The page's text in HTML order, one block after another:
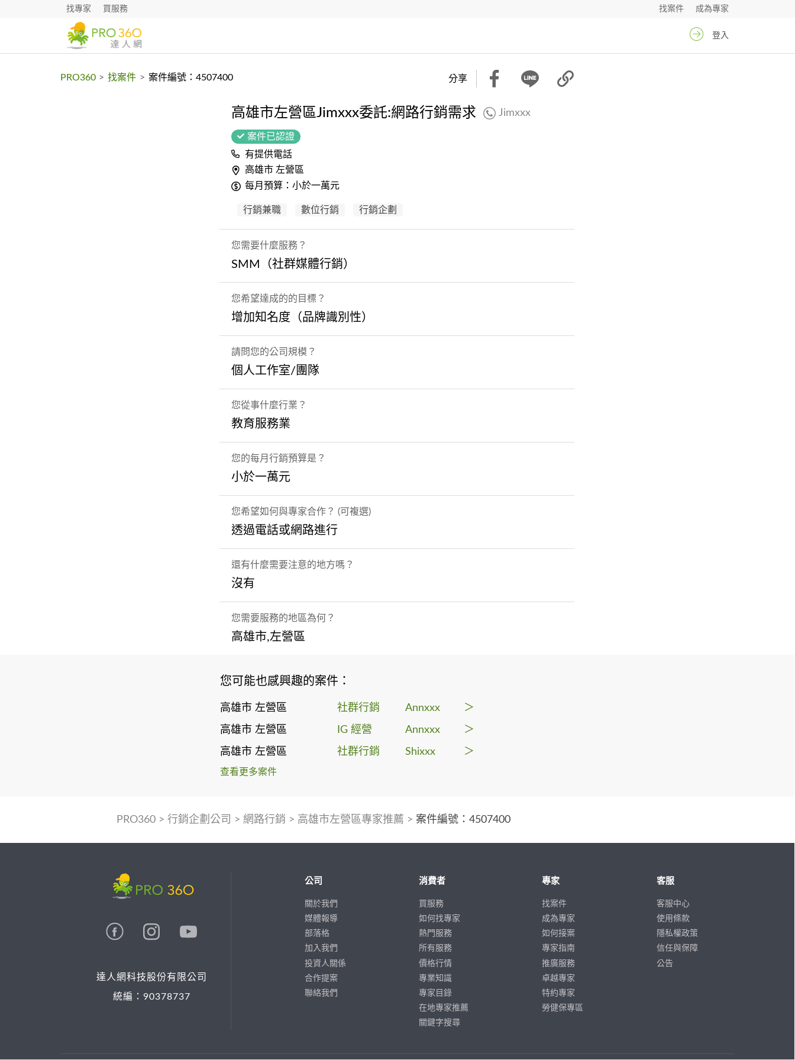
找專家 買服務 成為專家
找案件
登入
PRO360 > 找案件 > 案件編號：4507400 分享
高雄市左營區Jimxxx委託:網路行銷需求 Jimxxx
案件已認證
有提供電話
高雄市 左營區
每月預算：小於一萬元
行銷兼職 數位行銷 行銷企劃
您需要什麼服務？
SMM（社群媒體行銷）
您希望達成的的目標？
增加知名度（品牌識別性）
請問您的公司規模？
個人工作室/團隊
您從事什麼行業？
教育服務業
您的每月行銷預算是？
小於一萬元
您希望如何與專家合作？ (可複選)
透過電話或網路進行
還有什麼需要注意的地方嗎？
沒有
您需要服務的地區為何？
高雄市,左營區
您可能也感興趣的案件：
高雄市 左營區 社群行銷 Annxxx ＞
高雄市 左營區 IG 經營 Annxxx ＞
高雄市 左營區 社群行銷 Shixxx ＞
查看更多案件
PRO360> 行銷企劃公司 > 網路行銷 > 高雄市左營區專家推薦 > 案件編號：4507400
達人網科技股份有限公司
統編：90378737
公司
關於我們
媒體報導
部落格
加入我們
投資人關係
合作提案
聯絡我們
消費者
買服務
如何找專家
熱門服務
所有服務
價格行情
專業知識
專家目錄
在地專家推薦
關鍵字搜尋
專家
找案件
成為專家
如何接案
專家指南
推廣服務
卓越專家
特約專家
勞健保專區
客服
客服中心
使用條款
隱私權政策
信任與保障
公告